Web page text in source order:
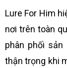
Lure For Him
nơi trên toàn
phân phối sản
thận trọng khi